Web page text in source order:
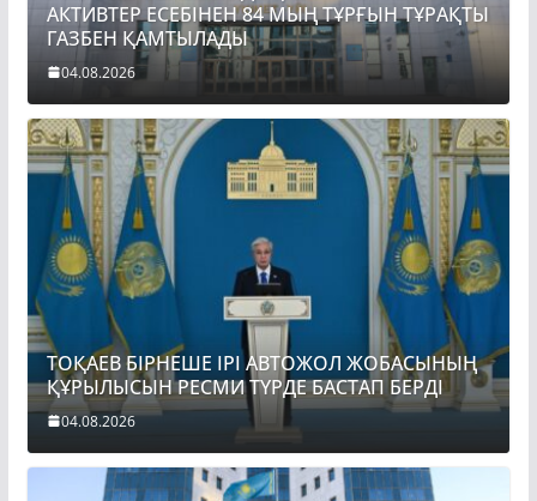
АКТИВТЕР ЕСЕБІНЕН 84 МЫҢ ТҰРҒЫН ТҰРАҚТЫ
ГАЗБЕН ҚАМТЫЛАДЫ
04.08.2026
ТОҚАЕВ БІРНЕШЕ ІРІ АВТОЖОЛ ЖОБАСЫНЫҢ
ҚҰРЫЛЫСЫН РЕСМИ ТҮРДЕ БАСТАП БЕРДІ
04.08.2026